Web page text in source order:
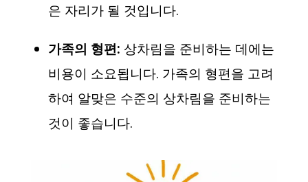
은 자리가 될 것입니다.
가족의 형편: 상차림을 준비하는 데에는
비용이 소요됩니다. 가족의 형편을 고려
하여 알맞은 수준의 상차림을 준비하는
것이 좋습니다.